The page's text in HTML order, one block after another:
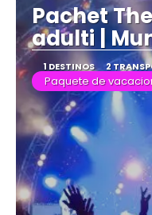
Pachet
adulti |
1 DESTINOS 2
Paquete de